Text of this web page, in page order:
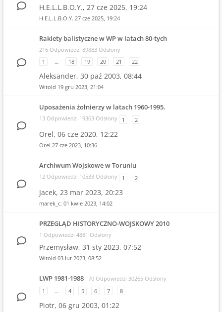
H.E.L.L.B.O.Y., 27 cze 2025, 19:24
H.E.L.L.B.O.Y. 27 cze 2025, 19:24
Rakiety balistyczne w WP w latach 80-tych
216 Odpowiedzi 89883 Odsłony
1
… 18 19 20 21 22
Aleksander, 30 paź 2003, 08:44
Witold 19 gru 2023, 21:04
Uposażenia żołnierzy w latach 1960-1995.
13 Odpowiedzi 19363 Odsłony 1 2
Orel, 06 cze 2020, 12:22
Orel 27 cze 2023, 10:36
Archiwum Wojskowe w Toruniu
12 Odpowiedzi 10533 Odsłony 1 2
Jacek, 23 mar 2023, 20:23
marek_c. 01 kwie 2023, 14:02
PRZEGLĄD HISTORYCZNO-WOJSKOWY 2010
1 Odpowiedzi 4881 Odsłony
Przemysław, 31 sty 2023, 07:52
Witold 03 lut 2023, 08:52
LWP 1981-1988 70 Odpowiedzi 30265 Odsłony
1
… 4 5 6 7 8
Piotr, 06 gru 2003, 01:22